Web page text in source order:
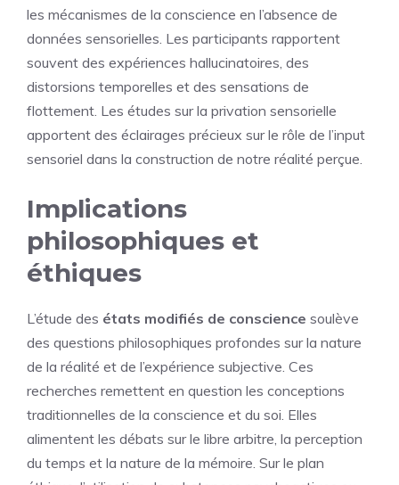
les mécanismes de la conscience en l’absence de
données sensorielles. Les participants rapportent
souvent des expériences hallucinatoires, des
distorsions temporelles et des sensations de
flottement. Les études sur la privation sensorielle
apportent des éclairages précieux sur le rôle de l’input
sensoriel dans la construction de notre réalité perçue.
Implications
philosophiques et
éthiques
L’étude des états modifiés de conscience soulève
des questions philosophiques profondes sur la nature
de la réalité et de l’expérience subjective. Ces
recherches remettent en question les conceptions
traditionnelles de la conscience et du soi. Elles
alimentent les débats sur le libre arbitre, la perception
du temps et la nature de la mémoire. Sur le plan